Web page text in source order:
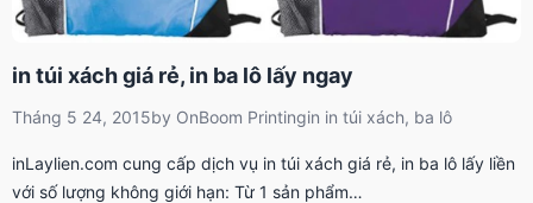
in túi xách giá rẻ, in ba lô lấy ngay
Tháng 5 24, 2015by OnBoom Printingin in túi xách, ba lô
inLaylien.com cung cấp dịch vụ in túi xách giá rẻ, in ba lô lấy liền
với số lượng không giới hạn: Từ 1 sản phẩm…